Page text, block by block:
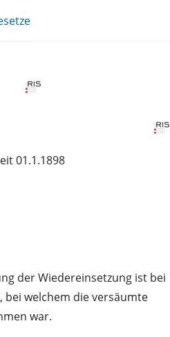
01.1.1898
der Wiedereinsetzung ist bei
welchem die versäumte
war.